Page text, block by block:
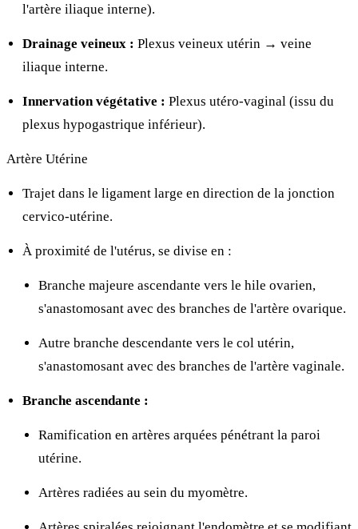
l'artère iliaque interne).
Drainage veineux : Plexus veineux utérin → veine
iliaque interne.
Innervation végétative : Plexus utéro-vaginal (issu du
plexus hypogastrique inférieur).
Artère Utérine
Trajet dans le ligament large en direction de la jonction
cervico-utérine.
À proximité de l'utérus, se divise en :
Branche majeure ascendante vers le hile ovarien,
s'anastomosant avec des branches de l'artère ovarique.
Autre branche descendante vers le col utérin,
s'anastomosant avec des branches de l'artère vaginale.
Branche ascendante :
Ramification en artères arquées pénétrant la paroi
utérine.
Artères radiées au sein du myomètre.